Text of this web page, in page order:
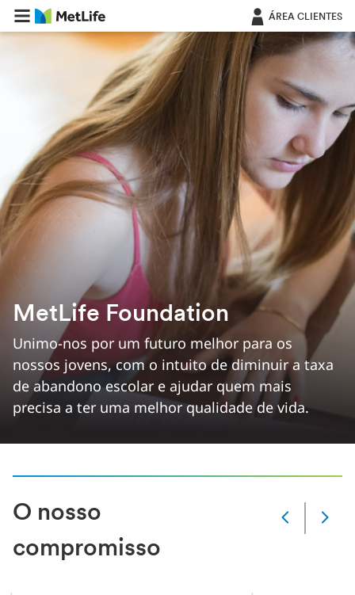
Saltar navegação ÁREA CLIENTES
MetLife Foundation
Unimo-nos por um futuro melhor para os
nossos jovens, com o intuito de diminuir a taxa
de abandono escolar e ajudar quem mais
precisa a ter uma melhor qualidade de vida.
O nosso
compromisso
Item